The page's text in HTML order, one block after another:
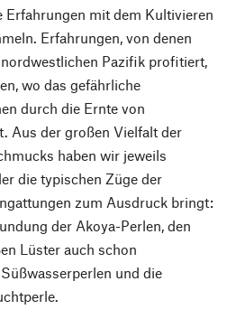
mit dem Kultivieren
Erfahrungen, von denen
Pazifik profitiert,
wo das gefährliche
durch die Ernte von
Aus der großen Vielfalt der
haben wir jeweils
die typischen Züge der
zum Ausdruck bringt:
der Akoya-Perlen, den
Lüster auch schon
und die